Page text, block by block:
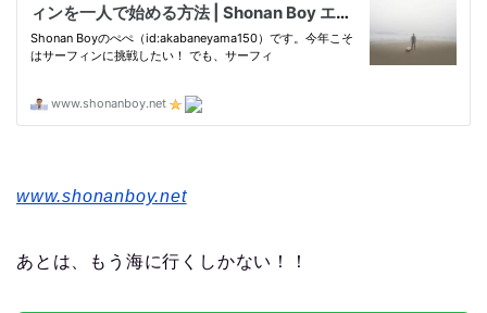
www.shonanboy.net
あとは、もう海に行くしかない！！